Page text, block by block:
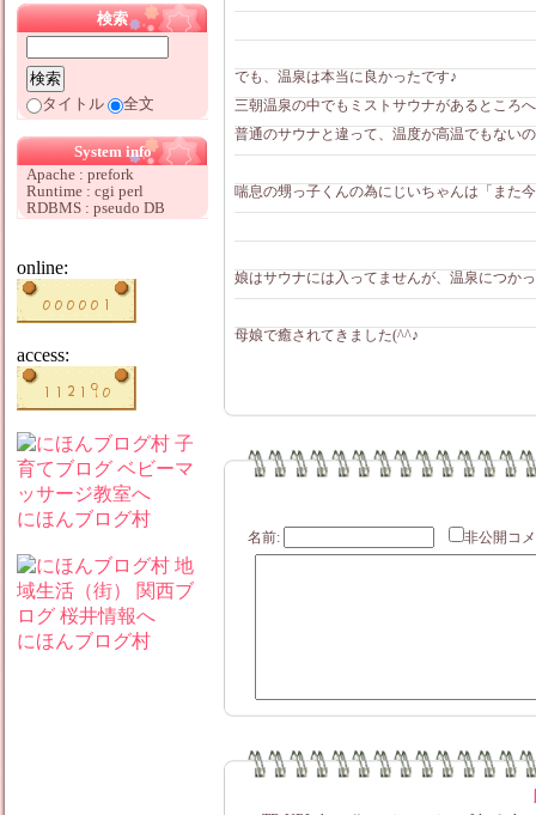
でも、温泉は本当に良かったです♪
三朝温泉の中でもミストサウナがあるところ
普通のサウナと違って、温度が高温でもない
喘息の甥っ子くんの為にじいちゃんは「また
娘はサウナには入ってませんが、温泉につか
母娘で癒されてきました(^^♪
名前: 非公開
検索
タイトル 全文
System info
Apache : prefork
Runtime : cgi perl
RDBMS : pseudo DB
online:
access:
にほんブログ村
にほんブログ村